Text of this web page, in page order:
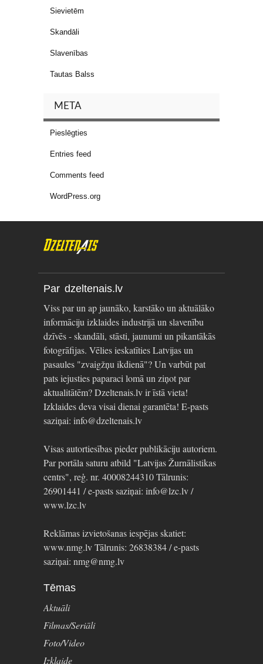
Sievietēm
Skandāli
Slavenības
Tautas Balss
META
Pieslēgties
Entries feed
Comments feed
WordPress.org
Par dzeltenais.lv
Viss par un ap jaunāko, karstāko un aktuālāko
informāciju izklaides industrijā un slavenību
dzīvēs - skandāli, stāsti, jaunumi un pikantākās
fotogrāfijas. Vēlies ieskatīties Latvijas un
pasaules "zvaigžņu ikdienā"? Un varbūt pat
pats iejusties paparaci lomā un ziņot par
aktualitātēm? Dzeltenais.lv ir īstā vieta!
Izklaides deva visai dienai garantēta! E-pasts
saziņai: info@dzeltenais.lv
Visas autortiesības pieder publikāciju autoriem.
Par portāla saturu atbild "Latvijas Žurnālistikas
centrs", reģ. nr. 40008244310 Tālrunis:
26901441 / e-pasts saziņai: info@lzc.lv /
www.lzc.lv
Reklāmas izvietošanas iespējas skatiet:
www.nmg.lv Tālrunis: 26838384 / e-pasts
saziņai: nmg@nmg.lv
Tēmas
Aktuāli
Filmas/Seriāli
Foto/Video
Izklaide